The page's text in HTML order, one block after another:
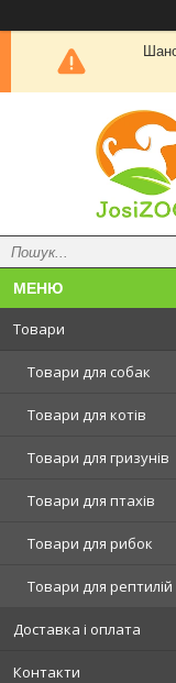
Товари
Товари для собак
Товари для котів
Товари для гризунів
Товари для птахів
Товари для рибок
Товари для рептилій
Доставка і оплата
Контакти